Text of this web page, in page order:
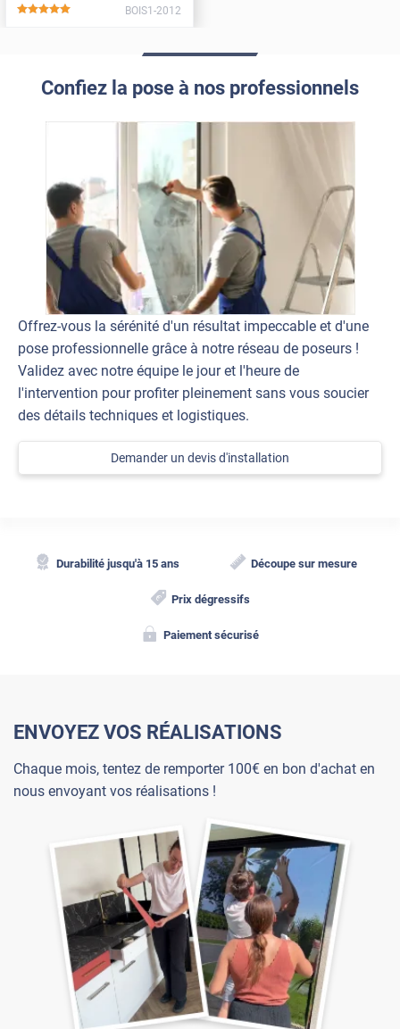
*****
BOIS1-2012
Confiez la pose à nos professionnels
Offrez-vous la sérénité d'un résultat impeccable et d'une
pose professionnelle grâce à notre réseau de poseurs !
Validez avec notre équipe le jour et l'heure de
l'intervention pour profiter pleinement sans vous soucier
des détails techniques et logistiques.
Demander un devis d'installation
Durabilité jusqu'à 15 ans Découpe sur mesure
Prix dégressifs
Paiement sécurisé
ENVOYEZ VOS RÉALISATIONS
Chaque mois, tentez de remporter 100€ en bon d'achat en
nous envoyant vos réalisations !